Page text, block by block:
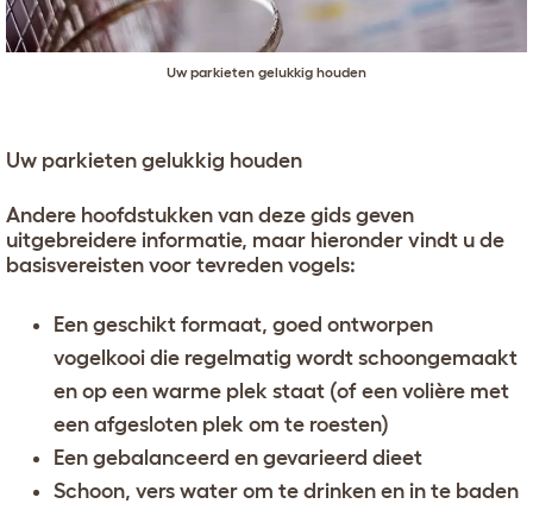
Uw parkieten gelukkig houden
Uw parkieten gelukkig houden
Andere hoofdstukken van deze gids geven
uitgebreidere informatie, maar hieronder vindt u de
basisvereisten voor tevreden vogels:
Een geschikt formaat, goed ontworpen
vogelkooi die regelmatig wordt schoongemaakt
en op een warme plek staat (of een volière met
een afgesloten plek om te roesten)
Een gebalanceerd en gevarieerd dieet
Schoon, vers water om te drinken en in te baden